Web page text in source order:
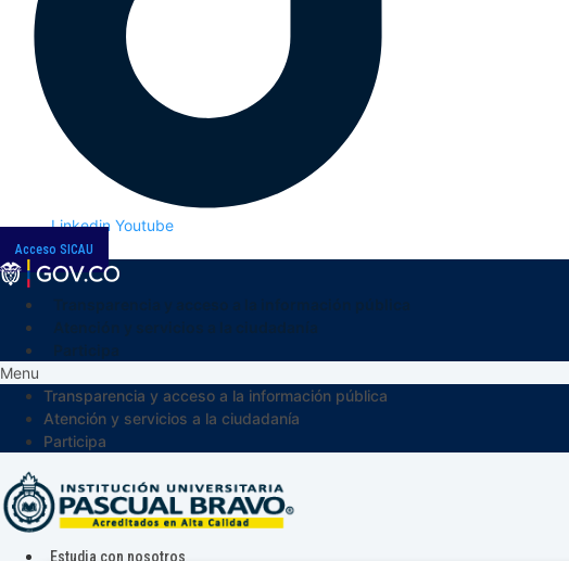
Linkedin Youtube
Acceso SICAU
Menu
Transparencia y acceso a la información pública
Atención y servicios a la ciudadanía
Participa
Estudia con nosotros